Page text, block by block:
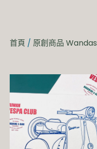
首頁 / 原創商品 Wandas